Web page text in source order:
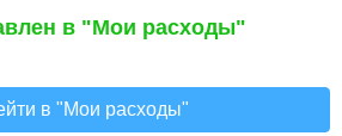
в "Мои расходы"
в "Мои расходы"